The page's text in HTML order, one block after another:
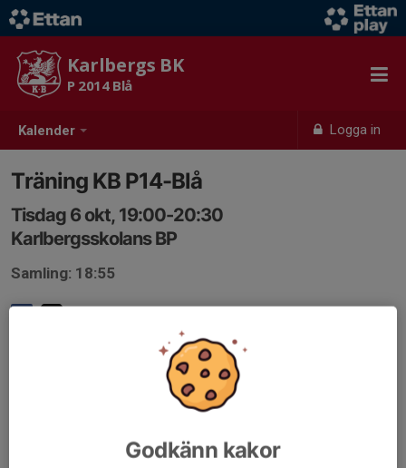
Kalender Logga in
Karlbergs BK
P 2014 Blå
Träning KB P14-Blå
Tisdag 6 okt, 19:00-20:30
Karlbergsskolans BP
Samling: 18:55
Anmälan är öppen för lagets medlemmar.
Godkänn kakor